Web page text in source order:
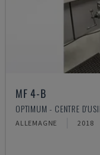
MF 4-B
OPTIMUM - CENTRE
ALLEMAGNE 2018